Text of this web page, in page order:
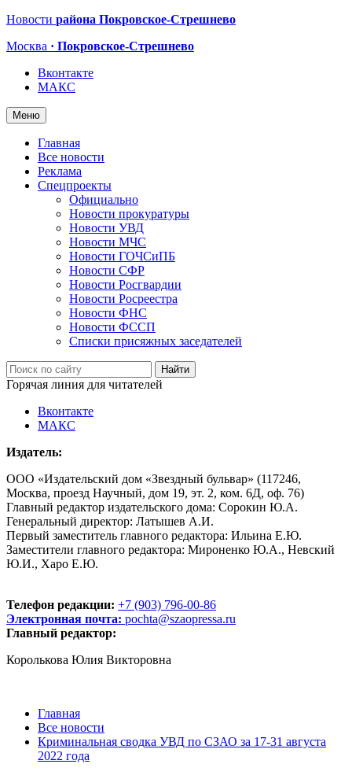
Новости района Покровское-Стрешнево
Москва · Покровское-Стрешнево
Вконтакте
МАКС
Меню
Главная
Все новости
Реклама
Спецпроекты
Официально
Новости прокуратуры
Новости УВД
Новости МЧС
Новости ГОЧСиПБ
Новости СФР
Новости Росгвардии
Новости Росреестра
Новости ФНС
Новости ФССП
Списки присяжных заседателей
Горячая линия для читателей
Вконтакте
МАКС
Издатель:
ООО «Издательский дом «Звездный бульвар» (117246,
Москва, проезд Научный, дом 19, эт. 2, ком. 6Д, оф. 76)
Главный редактор издательского дома: Сорокин Ю.А.
Генеральный директор: Латышев А.И.
Первый заместитель главного редактора: Ильина Е.Ю.
Заместители главного редактора: Мироненко Ю.А., Невский
Ю.И., Харо Е.Ю.
Телефон редакции: +7 (903) 796-00-86
Электронная почта: pochta@szaopressa.ru
Главный редактор:
Королькова Юлия Викторовна
Главная
Все новости
Криминальная сводка УВД по СЗАО за 17-31 августа
2022 года